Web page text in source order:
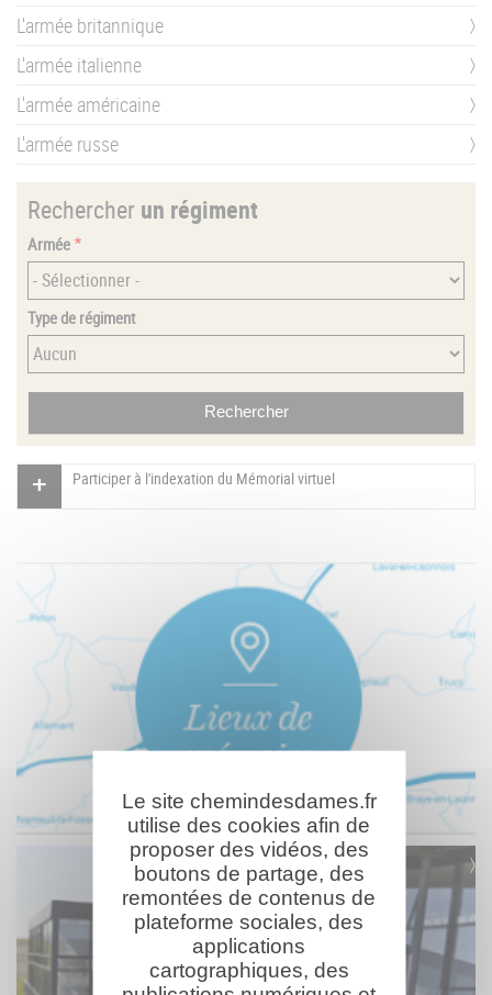
L'armée britannique
L'armée italienne
L'armée américaine
L'armée russe
Rechercher un régiment
Armée
Type de régiment
Participer à l'indexation du Mémorial virtuel
Le site chemindesdames.fr
utilise des cookies afin de
proposer des vidéos, des
boutons de partage, des
remontées de contenus de
plateforme sociales, des
applications
cartographiques, des